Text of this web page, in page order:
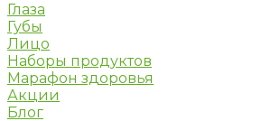
Глаза
Губы
Лицо
Наборы продуктов
Марафон здоровья
Акции
Блог